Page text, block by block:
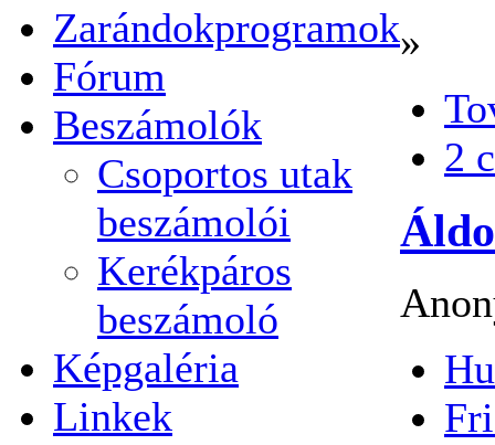
Zarándokprogramok
Fórum
Beszámolók
Csoportos utak
beszámolói
Kerékpáros
beszámoló
Képgaléria
Linkek
»
2